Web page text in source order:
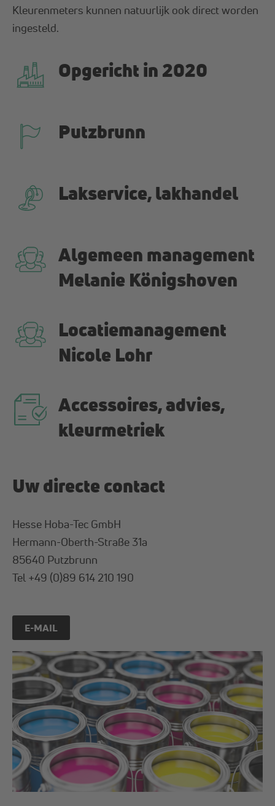
Kleurenmeters kunnen natuurlijk ook direct worden
ingesteld.
Opgericht in 2020
Putzbrunn
Lakservice, lakhandel
Algemeen management
Melanie Königshoven
Locatiemanagement
Nicole Lohr
Accessoires, advies,
kleurmetriek
Uw directe contact
Hesse Hoba-Tec GmbH
Hermann-Oberth-Straße 31a
85640 Putzbrunn
Tel +49 (0)89 614 210 190
E-MAIL